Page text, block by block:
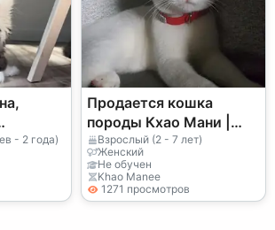
и
- 2 года)
Продается кошка
породы Кхао Мани |
Очень общительная, с
пристальным взглядом
| Очень особенная
кошка
Взрослый (2 - 7 лет)
Женский
Не обучен
Khao Manee
1271 просмотров